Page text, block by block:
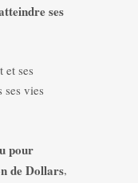
ses
et ses
ses vies
pour
de Dollars,